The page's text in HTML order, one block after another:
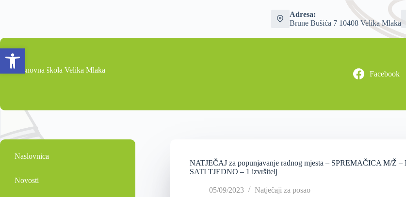
Open toolbar
Adresa:
Brune Bušića 7 10408 Velika Mlaka
Osnovna škola Velika Mlaka Facebook
NATJEČAJ za popunjavanje radnog mjesta – SPREMAČICA M/
SATI TJEDNO – 1 izvršitelj
05/09/2023 Natječaji za posao
Naslovnica
Novosti